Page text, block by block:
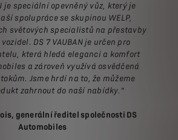
je speciální opevněný vůz, který je
spolupráce se skupinou WELP,
světových specialistů na přestavby
DS 7 VAUBAN je určen pro
která hledá eleganci a komfort
a zároveň využívá osvědčená
Jsme hrdí na to, že můžeme
zahrnout do naší nabídky.“
generální ředitel společnosti DS
Automobiles